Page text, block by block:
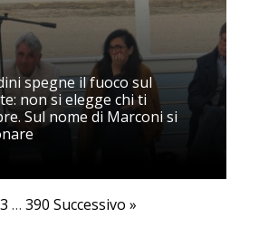
spegne il fuoco sul
non si elegge chi ti
Sul nome di Marconi si
3 … 390 Successivo »